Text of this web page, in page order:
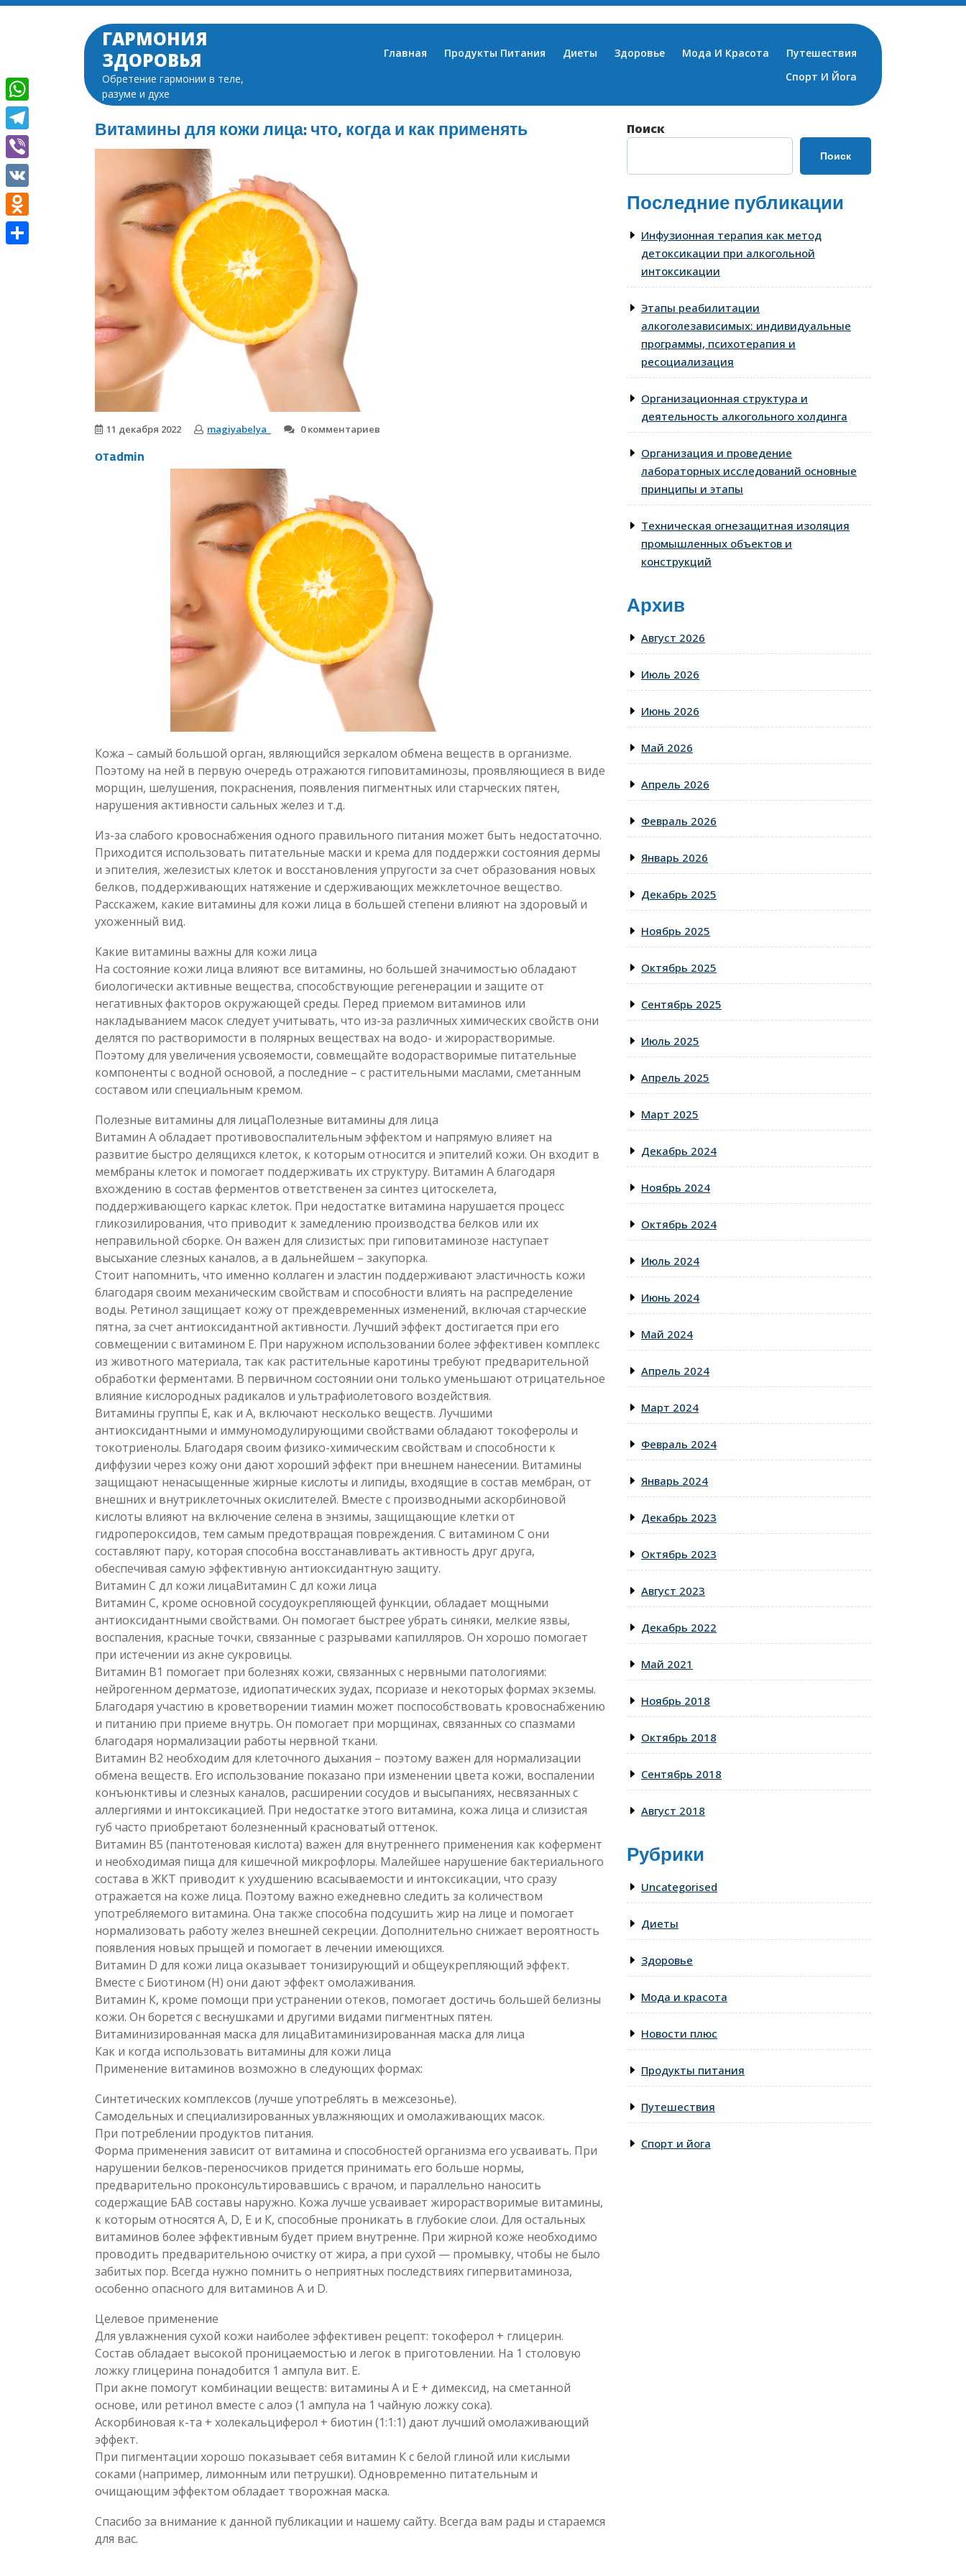
Перейти
ГАРМОНИЯ
ЗДОРОВЬЯ
Обретение гармонии в теле,
разуме и духе
Главная Продукты Питания Диеты Здоровье Мода И Красота
Путешествия
Спорт И Йога
Витамины для кожи лица: что, когда и как применять
11 декабря 2022 magiyabelya_ 0 комментариев
отadmin
Кожа – самый большой орган, являющийся зеркалом обмена веществ в организме.
Поэтому на ней в первую очередь отражаются гиповитаминозы, проявляющиеся в виде
морщин, шелушения, покраснения, появления пигментных или старческих пятен,
нарушения активности сальных желез и т.д.
Из-за слабого кровоснабжения одного правильного питания может быть недостаточно.
Приходится использовать питательные маски и крема для поддержки состояния дермы
и эпителия, железистых клеток и восстановления упругости за счет образования новых
белков, поддерживающих натяжение и сдерживающих межклеточное вещество.
Расскажем, какие витамины для кожи лица в большей степени влияют на здоровый и
ухоженный вид.
Какие витамины важны для кожи лица
На состояние кожи лица влияют все витамины, но большей значимостью обладают
биологически активные вещества, способствующие регенерации и защите от
негативных факторов окружающей среды. Перед приемом витаминов или
накладыванием масок следует учитывать, что из-за различных химических свойств они
делятся по растворимости в полярных веществах на водо- и жирорастворимые.
Поэтому для увеличения усвояемости, совмещайте водорастворимые питательные
компоненты с водной основой, а последние – с растительными маслами, сметанным
составом или специальным кремом.
Полезные витамины для лицаПолезные витамины для лица
Витамин А обладает противовоспалительным эффектом и напрямую влияет на
развитие быстро делящихся клеток, к которым относится и эпителий кожи. Он входит в
мембраны клеток и помогает поддерживать их структуру. Витамин А благодаря
вхождению в состав ферментов ответственен за синтез цитоскелета,
поддерживающего каркас клеток. При недостатке витамина нарушается процесс
гликозилирования, что приводит к замедлению производства белков или их
неправильной сборке. Он важен для слизистых: при гиповитаминозе наступает
высыхание слезных каналов, а в дальнейшем – закупорка.
Стоит напомнить, что именно коллаген и эластин поддерживают эластичность кожи
благодаря своим механическим свойствам и способности влиять на распределение
воды. Ретинол защищает кожу от преждевременных изменений, включая старческие
пятна, за счет антиоксидантной активности. Лучший эффект достигается при его
совмещении с витамином Е. При наружном использовании более эффективен комплекс
из животного материала, так как растительные каротины требуют предварительной
обработки ферментами. В первичном состоянии они только уменьшают отрицательное
влияние кислородных радикалов и ультрафиолетового воздействия.
Витамины группы Е, как и А, включают несколько веществ. Лучшими
антиоксидантными и иммуномодулирующими свойствами обладают токоферолы и
токотриенолы. Благодаря своим физико-химическим свойствам и способности к
диффузии через кожу они дают хороший эффект при внешнем нанесении. Витамины
защищают ненасыщенные жирные кислоты и липиды, входящие в состав мембран, от
внешних и внутриклеточных окислителей. Вместе с производными аскорбиновой
кислоты влияют на включение селена в энзимы, защищающие клетки от
гидропероксидов, тем самым предотвращая повреждения. С витамином С они
составляют пару, которая способна восстанавливать активность друг друга,
обеспечивая самую эффективную антиоксидантную защиту.
Витамин С дл кожи лицаВитамин С дл кожи лица
Витамин С, кроме основной сосудоукрепляющей функции, обладает мощными
антиоксидантными свойствами. Он помогает быстрее убрать синяки, мелкие язвы,
воспаления, красные точки, связанные с разрывами капилляров. Он хорошо помогает
при истечении из акне сукровицы.
Витамин В1 помогает при болезнях кожи, связанных с нервными патологиями:
нейрогенном дерматозе, идиопатических зудах, псориазе и некоторых формах экземы.
Благодаря участию в кроветворении тиамин может поспособствовать кровоснабжению
и питанию при приеме внутрь. Он помогает при морщинах, связанных со спазмами
благодаря нормализации работы нервной ткани.
Витамин В2 необходим для клеточного дыхания – поэтому важен для нормализации
обмена веществ. Его использование показано при изменении цвета кожи, воспалении
конъюнктивы и слезных каналов, расширении сосудов и высыпаниях, несвязанных с
аллергиями и интоксикацией. При недостатке этого витамина, кожа лица и слизистая
губ часто приобретают болезненный красноватый оттенок.
Витамин В5 (пантотеновая кислота) важен для внутреннего применения как кофермент
и необходимая пища для кишечной микрофлоры. Малейшее нарушение бактериального
состава в ЖКТ приводит к ухудшению всасываемости и интоксикации, что сразу
отражается на коже лица. Поэтому важно ежедневно следить за количеством
употребляемого витамина. Она также способна подсушить жир на лице и помогает
нормализовать работу желез внешней секреции. Дополнительно снижает вероятность
появления новых прыщей и помогает в лечении имеющихся.
Витамин D для кожи лица оказывает тонизирующий и общеукрепляющий эффект.
Вместе с Биотином (Н) они дают эффект омолаживания.
Витамин К, кроме помощи при устранении отеков, помогает достичь большей белизны
кожи. Он борется с веснушками и другими видами пигментных пятен.
Витаминизированная маска для лицаВитаминизированная маска для лица
Как и когда использовать витамины для кожи лица
Применение витаминов возможно в следующих формах:
Синтетических комплексов (лучше употреблять в межсезонье).
Самодельных и специализированных увлажняющих и омолаживающих масок.
При потреблении продуктов питания.
Форма применения зависит от витамина и способностей организма его усваивать. При
нарушении белков-переносчиков придется принимать его больше нормы,
предварительно проконсультировавшись с врачом, и параллельно наносить
содержащие БАВ составы наружно. Кожа лучше усваивает жирорастворимые витамины,
к которым относятся А, D, Е и К, способные проникать в глубокие слои. Для остальных
витаминов более эффективным будет прием внутренне. При жирной коже необходимо
проводить предварительною очистку от жира, а при сухой — промывку, чтобы не было
забитых пор. Всегда нужно помнить о неприятных последствиях гипервитаминоза,
особенно опасного для витаминов А и D.
Целевое применение
Для увлажнения сухой кожи наиболее эффективен рецепт: токоферол + глицерин.
Состав обладает высокой проницаемостью и легок в приготовлении. На 1 столовую
ложку глицерина понадобится 1 ампула вит. Е.
При акне помогут комбинации веществ: витамины А и Е + димексид, на сметанной
основе, или ретинол вместе с алоэ (1 ампула на 1 чайную ложку сока).
Аскорбиновая к-та + холекальциферол + биотин (1:1:1) дают лучший омолаживающий
эффект.
При пигментации хорошо показывает себя витамин К с белой глиной или кислыми
соками (например, лимонным или петрушки). Одновременно питательным и
очищающим эффектом обладает творожная маска.
Спасибо за внимание к данной публикации и нашему сайту. Всегда вам рады и стараемся
для вас.
Поиск
Поиск
Последние публикации
Инфузионная терапия как метод
детоксикации при алкогольной
интоксикации
Этапы реабилитации
алкоголезависимых: индивидуальные
программы, психотерапия и
ресоциализация
Организационная структура и
деятельность алкогольного холдинга
Организация и проведение
лабораторных исследований основные
принципы и этапы
Техническая огнезащитная изоляция
промышленных объектов и
конструкций
Архив
Август 2026
Июль 2026
Июнь 2026
Май 2026
Апрель 2026
Февраль 2026
Январь 2026
Декабрь 2025
Ноябрь 2025
Октябрь 2025
Сентябрь 2025
Июль 2025
Апрель 2025
Март 2025
Декабрь 2024
Ноябрь 2024
Октябрь 2024
Июль 2024
Июнь 2024
Май 2024
Апрель 2024
Март 2024
Февраль 2024
Январь 2024
Декабрь 2023
Октябрь 2023
Август 2023
Декабрь 2022
Май 2021
Ноябрь 2018
Октябрь 2018
Сентябрь 2018
Август 2018
Рубрики
Uncategorised
Диеты
Здоровье
Мода и красота
Новости плюс
Продукты питания
Путешествия
Спорт и йога
WhatsApp
Telegram
Viber
VK
Odnoklassniki